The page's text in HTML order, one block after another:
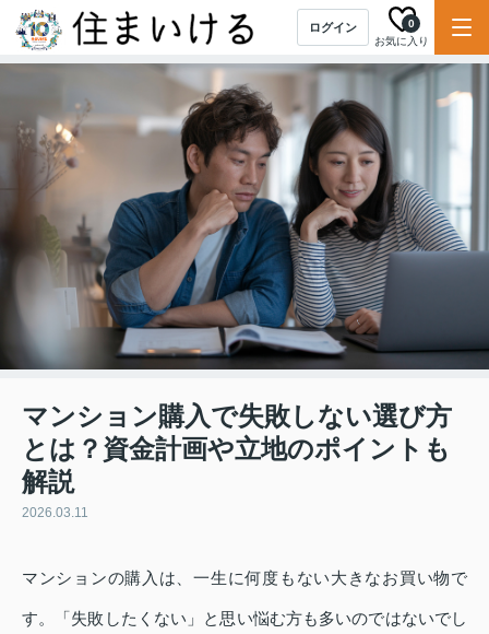
ログイン
お気に入り
0
マンション購入で失敗しない選び方
とは？資金計画や立地のポイントも
解説
2026.03.11
マンションの購入は、一生に何度もない大きなお買い物で
す。「失敗したくない」と思い悩む方も多いのではないでし